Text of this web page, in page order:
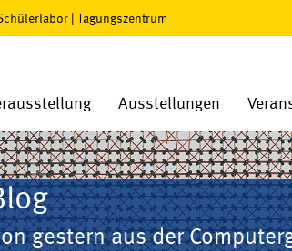
| Tagungszentrum
Ausstellungen
gestern aus der